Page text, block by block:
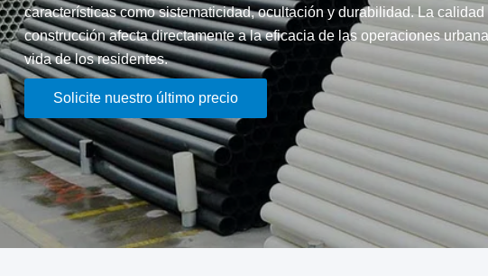
características como sistematicidad, ocultación y durabilidad. La calidad
construcción afecta directamente a la eficacia de las operaciones
vida de los residentes.
Solicite nuestro último precio